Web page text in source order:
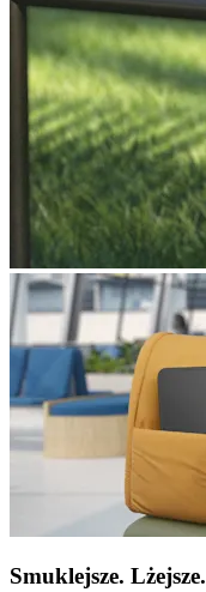
Smuklejsze. Lżejsze.